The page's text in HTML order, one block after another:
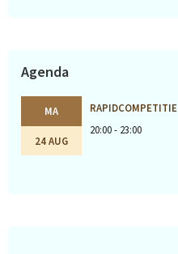
Agenda
MA
24 AUG
RAPIDCOMPETITIE
20:00 - 23:00